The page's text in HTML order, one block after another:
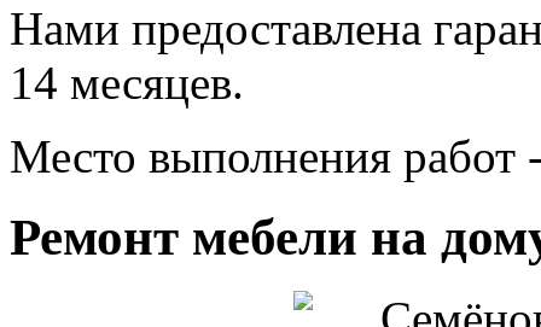
Нами предоставлена
14 месяцев.
Место выполнения работ
Ремонт мебели на